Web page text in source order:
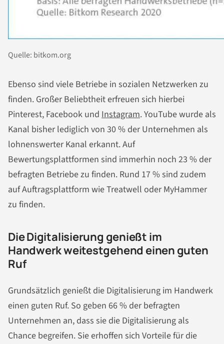
Quelle: bitkom.org
Ebenso sind viele Betriebe in sozialen Netzwerken zu
finden. Großer Beliebtheit erfreuen sich hierbei
Pinterest, Facebook und Instagram. YouTube wurde als
Kanal bisher lediglich von 30 % der Unternehmen als
lohnenswerter Kanal erkannt. Auf
Bewertungsplattformen sind immerhin noch 23 % der
befragten Betriebe zu finden. Rund 17 % sind zudem
auf Auftragsplattform wie Treatwell oder MyHammer
zu finden.
Die Digitalisierung genießt im
Handwerk weitestgehend einen guten
Ruf
Grundsätzlich genießt die Digitalisierung im Handwerk
einen guten Ruf. So geben 66 % der befragten
Unternehmen an, dass sie die Digitalisierung als
Chance begreifen. Sie erhoffen sich Vorteile für die